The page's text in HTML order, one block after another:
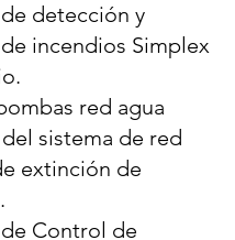
detección y
incendios Simplex
red agua
sistema de red
extinción de
Control de